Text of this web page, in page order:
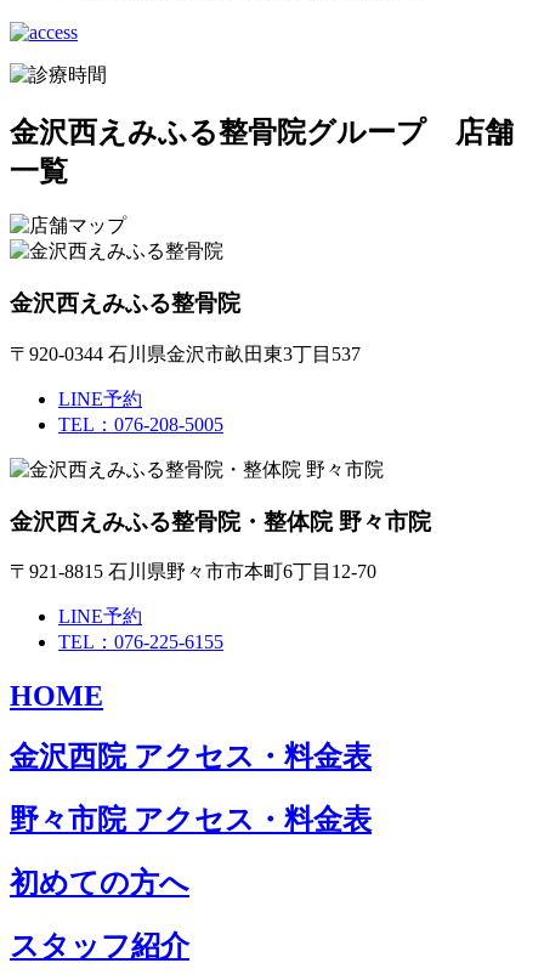
金沢西えみふる整骨院グループ 店舗
一覧
金沢西えみふる整骨院
〒920-0344 石川県金沢市畝田東3丁目537
LINE予約
TEL：076-208-5005
金沢西えみふる整骨院・整体院 野々市院
〒921-8815 石川県野々市市本町6丁目12-70
LINE予約
TEL：076-225-6155
HOME
金沢西院 アクセス・料金表
野々市院 アクセス・料金表
初めての方へ
スタッフ紹介